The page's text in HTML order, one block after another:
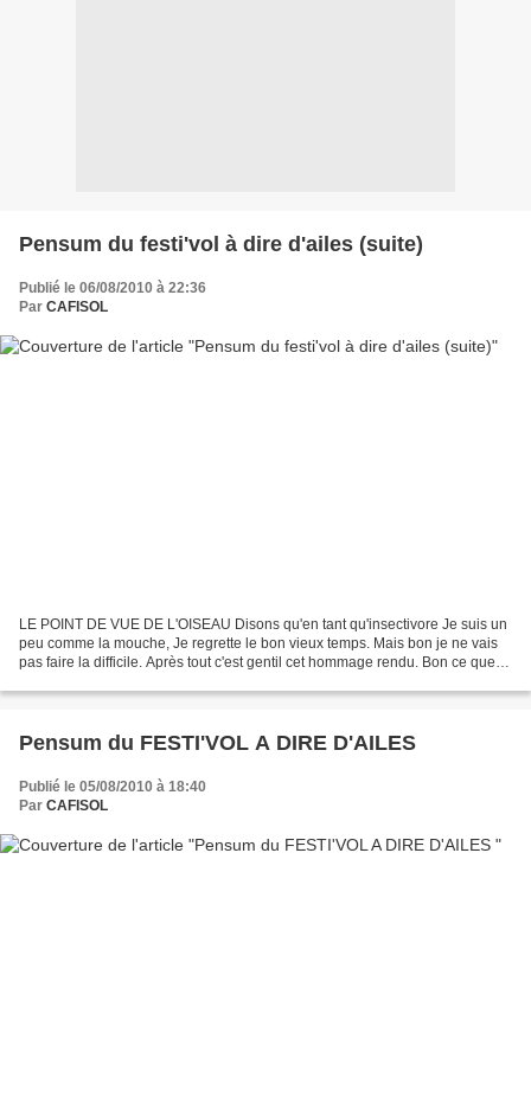
Pensum du festi'vol à dire d'ailes (suite)
Publié le 06/08/2010 à 22:36
Par CAFISOL
LE POINT DE VUE DE L'OISEAU Disons qu'en tant qu'insectivore Je suis un
peu comme la mouche, Je regrette le bon vieux temps. Mais bon je ne vais
pas faire la difficile. Après tout c'est gentil cet hommage rendu. Bon ce que je
Pensum du FESTI'VOL A DIRE D'AILES
Publié le 05/08/2010 à 18:40
Par CAFISOL